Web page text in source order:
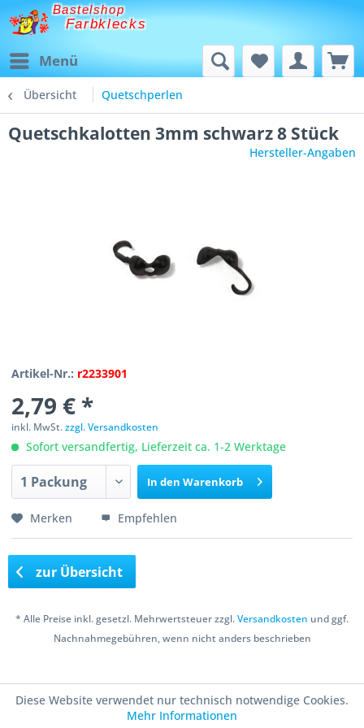
Bastelshop
Farbklecks
Menü
Übersicht Quetschperlen
Quetschkalotten 3mm schwarz 8 Stück
Hersteller-Angaben
Artikel-Nr.: r2233901
2,79 € *
inkl. MwSt.zzgl. Versandkosten
Sofort versandfertig, Lieferzeit ca. 1-2 Werktage
In den Warenkorb
Merken Empfehlen
zur Übersicht
* Alle Preise inkl. gesetzl. Mehrwertsteuer zzgl.Versandkosten und ggf.
Nachnahmegebühren, wenn nicht anders beschrieben
Diese Website verwendet nur technisch notwendige Cookies.
Mehr Informationen